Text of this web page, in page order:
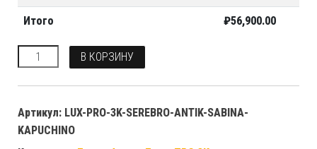
Итого ₽56,900.00
Количество В КОРЗИНУ
Артикул: LUX-PRO-3K-SEREBRO-ANTIK-SABINA-
KAPUCHINO